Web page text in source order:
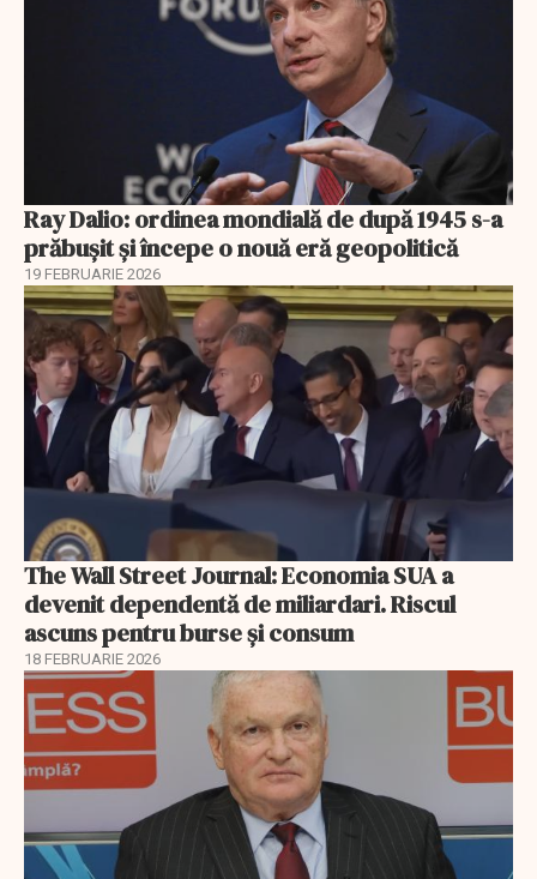
Ray Dalio: ordinea mondială de după 1945 s-a
prăbușit și începe o nouă eră geopolitică
19 FEBRUARIE 2026
The Wall Street Journal: Economia SUA a
devenit dependentă de miliardari. Riscul
ascuns pentru burse și consum
18 FEBRUARIE 2026
EXCLUSIV